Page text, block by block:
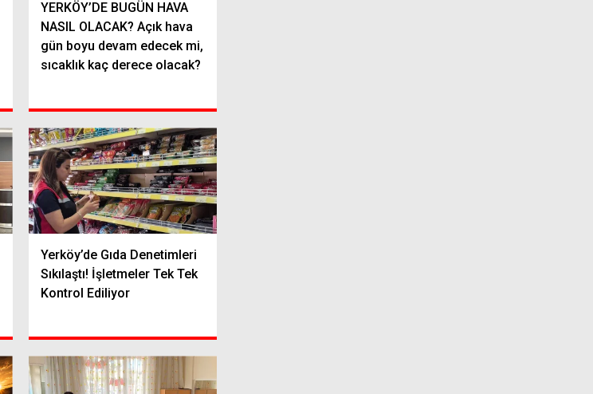
YERKÖY’DE BUGÜN HAVA
NASIL OLACAK? Açık hava
gün boyu devam edecek mi,
sıcaklık kaç derece olacak?
Yerköy’de Gıda Denetimleri
Sıkılaştı! İşletmeler Tek Tek
Kontrol Ediliyor